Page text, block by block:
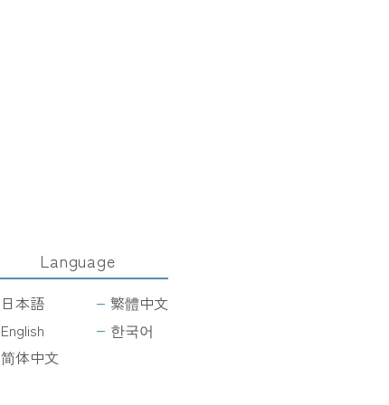
Language
日本語
English
简体中文
繁體中文
한국어